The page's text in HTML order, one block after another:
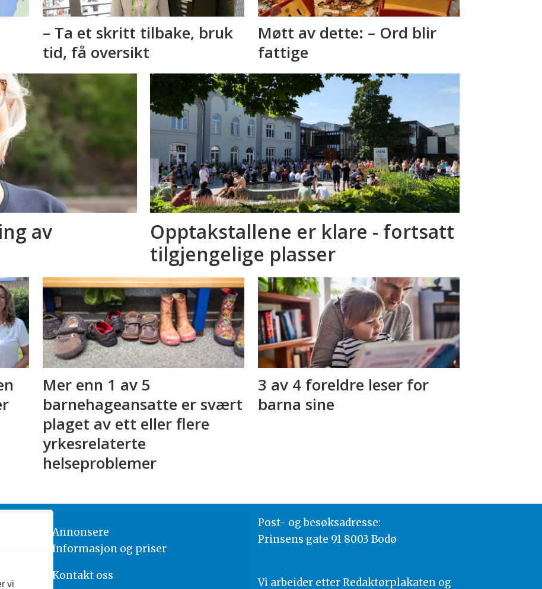
– Ta et skritt tilbake, bruk
tid, få oversikt
Møtt av dette: – Ord blir
fattige
av
Opptakstallene er klare - fortsatt
tilgjengelige plasser
Mer enn 1 av 5
barnehageansatte er svært
plaget av ett eller flere
yrkesrelaterte
helseproblemer
3 av 4 foreldre leser for
barna sine
Annonsere
Informasjon og priser
Kontakt oss
Post- og besøksadresse:
Prinsens gate 91 8003 Bodø
Vi arbeider etter Redaktørplakaten og
vi